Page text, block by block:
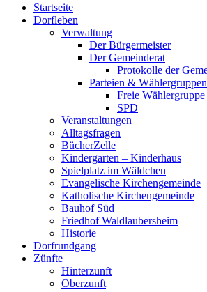
oben
scrollen
Startseite
Dorfleben
Verwaltung
Der Bürgermeister
Der Gemeinderat
Protokolle der
Parteien & Wählergruppen
Freie Wählergruppe
SPD
Veranstaltungen
Alltagsfragen
BücherZelle
Kindergarten – Kinderhaus
Spielplatz im Wäldchen
Evangelische Kirchengemeinde
Katholische Kirchengemeinde
Bauhof Süd
Friedhof Waldlaubersheim
Historie
Dorfrundgang
Zünfte
Hinterzunft
Oberzunft